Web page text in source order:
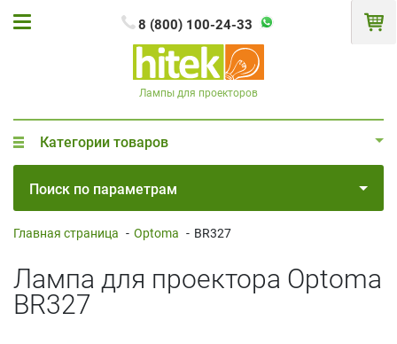
8 (800) 100-24-33
Лампы для проекторов
Категории товаров
Поиск по параметрам
Главная страница - Optoma - BR327
Лампа для проектора Optoma
BR327